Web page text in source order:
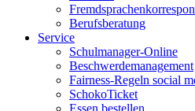
Berufsberatung
Service
Schulmanager-Online
Beschwerdemanagement
Fairness-Regeln social
SchokoTicket
Essen bestellen